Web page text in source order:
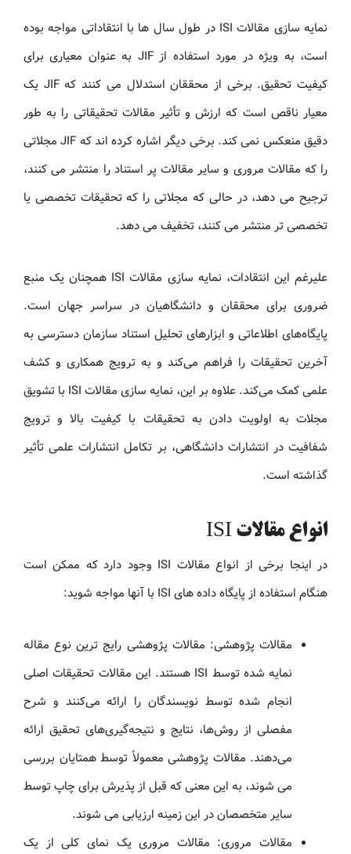
نمایه سازی مقالات ISI در طول سال ها با انتقاداتی مواجه بوده
است، به ویژه در مورد استفاده از JIF به عنوان معیاری برای
کیفیت تحقیق. برخی از محققان استدلال می کنند که JIF یک
معیار ناقص است که ارزش و تأثیر مقالات تحقیقاتی را به طور
دقیق منعکس نمی کند. برخی دیگر اشاره کرده اند که JIF مجلاتی
را که مقالات مروری و سایر مقالات پر استناد را منتشر می کنند،
ترجیح می دهد، در حالی که مجلاتی را که تحقیقات تخصصی یا
تخصصی تر منتشر می کنند، تخفیف می دهد.
علیرغم این انتقادات، نمایه سازی مقالات ISI همچنان یک منبع
ضروری برای محققان و دانشگاهیان در سراسر جهان است.
پایگاه‌های اطلاعاتی و ابزارهای تحلیل استناد سازمان دسترسی به
آخرین تحقیقات را فراهم می‌کند و به ترویج همکاری و کشف
علمی کمک می‌کند. علاوه بر این، نمایه سازی مقالات ISI با تشویق
مجلات به اولویت دادن به تحقیقات با کیفیت بالا و ترویج
شفافیت در انتشارات دانشگاهی، بر تکامل انتشارات علمی تأثیر
گذاشته است.
انواع مقالات ISI
در اینجا برخی از انواع مقالات ISI وجود دارد که ممکن است
هنگام استفاده از پایگاه داده های ISI با آنها مواجه شوید:
مقالات پژوهشی: مقالات پژوهشی رایج ترین نوع مقاله
نمایه شده توسط ISI هستند. این مقالات تحقیقات اصلی
انجام شده توسط نویسندگان را ارائه می‌کنند و شرح
مفصلی از روش‌ها، نتایج و نتیجه‌گیری‌های تحقیق ارائه
می‌دهند. مقالات پژوهشی معمولاً توسط همتایان بررسی
می شوند، به این معنی که قبل از پذیرش برای چاپ توسط
سایر متخصصان در این زمینه ارزیابی می شوند.
مقالات مروری: مقالات مروری یک نمای کلی از یک